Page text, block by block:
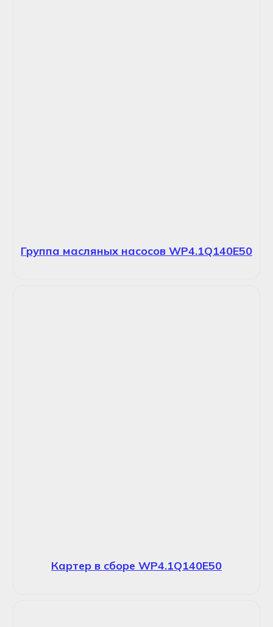
Группа масляных насосов WP4.1Q140E50
Картер в сборе WP4.1Q140E50